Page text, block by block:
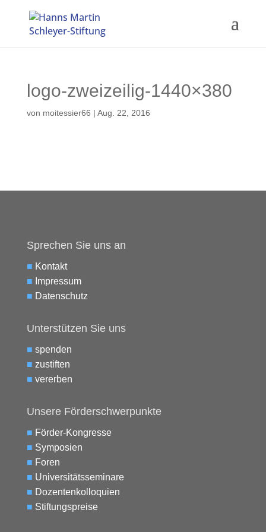
logo-zweizeilig-1440×380
von moitessier66 | Aug. 22, 2016
Sprechen Sie uns an
■ Kontakt
■ Impressum
■ Datenschutz
Unterstützen Sie uns
■ spenden
■ zustiften
■ vererben
Unsere Förderschwerpunkte
■ Förder-Kongresse
■ Symposien
■ Foren
■ Universitätsseminare
■ Dozentenkolloquien
■ Stiftungspreise